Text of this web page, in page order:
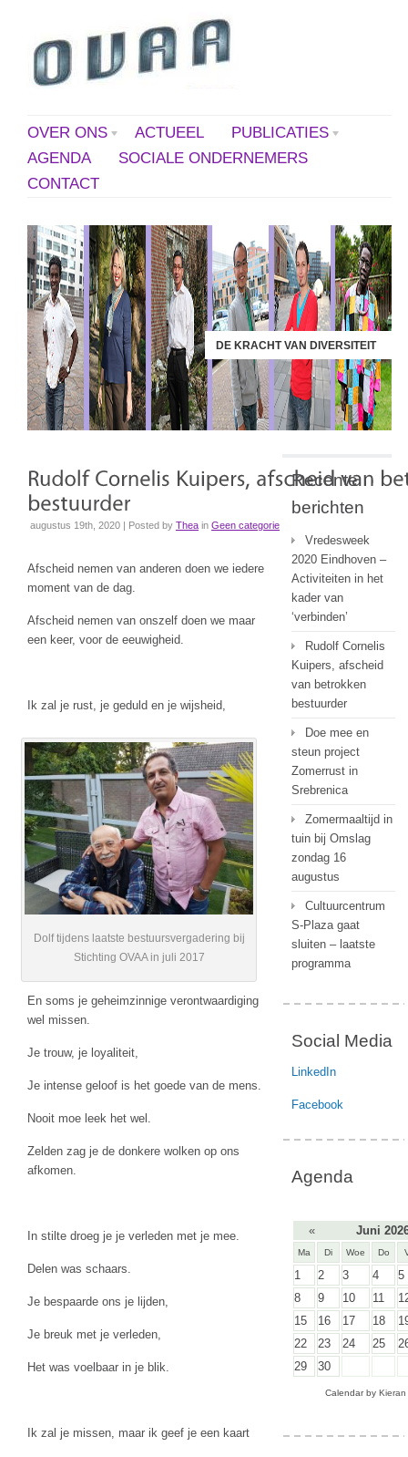
OVER ONS ACTUEEL
PUBLICATIES
AGENDA
SOCIALE ONDERNEMERS
CONTACT
DE KRACHT VAN DIVERSITEIT
augustus 19th, 2020 | Posted by Thea in Geen categorie
Afscheid nemen van anderen doen we iedere
moment van de dag.
Afscheid nemen van onszelf doen we maar
een keer, voor de eeuwigheid.
Ik zal je rust, je geduld en je wijsheid,
Dolf tijdens laatste bestuursvergadering bij
Stichting OVAA in juli 2017
En soms je geheimzinnige verontwaardiging
wel missen.
Je trouw, je loyaliteit,
Je intense geloof is het goede van de mens.
Nooit moe leek het wel.
Zelden zag je de donkere wolken op ons
afkomen.
In stilte droeg je je verleden met je mee.
Delen was schaars.
Je bespaarde ons je lijden,
Je breuk met je verleden,
Het was voelbaar in je blik.
Ik zal je missen, maar ik geef je een kaart
Recente
berichten
Vredesweek
2020 Eindhoven –
Activiteiten in het
kader van
‘verbinden’
Rudolf Cornelis
Kuipers, afscheid
van betrokken
bestuurder
Doe mee en
steun project
Zomerrust in
Srebrenica
Zomermaaltijd in
tuin bij Omslag
zondag 16
augustus
Cultuurcentrum
S-Plaza gaat
sluiten – laatste
programma
Social Media
LinkedIn
Facebook
Agenda
« Juni
Ma Di Woe Do
1 2 3 4
5
8
9 10 11
15
16 17 18
22
23 24 25
29
30
Calendar by